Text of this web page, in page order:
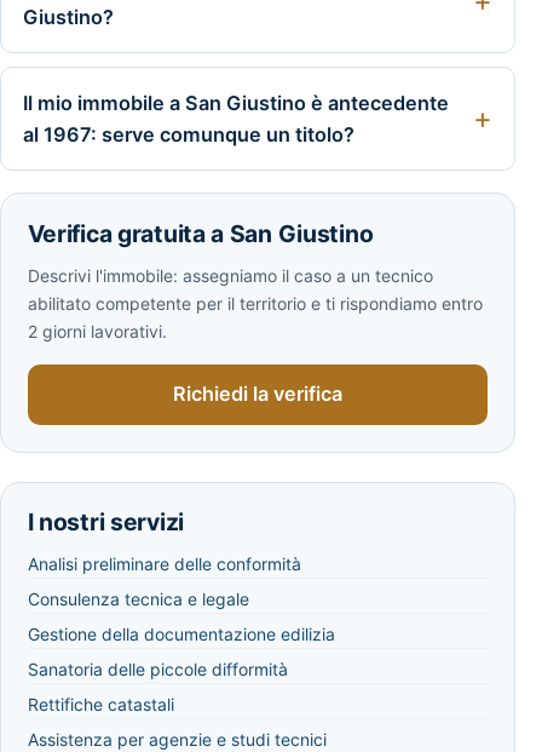
Giustino?
Il mio immobile a San Giustino è antecedente
al 1967: serve comunque un titolo?
Verifica gratuita a San Giustino
Descrivi l'immobile: assegniamo il caso a un tecnico
abilitato competente per il territorio e ti rispondiamo entro
2 giorni lavorativi.
Richiedi la verifica
I nostri servizi
Analisi preliminare delle conformità
Consulenza tecnica e legale
Gestione della documentazione edilizia
Sanatoria delle piccole difformità
Rettifiche catastali
Assistenza per agenzie e studi tecnici